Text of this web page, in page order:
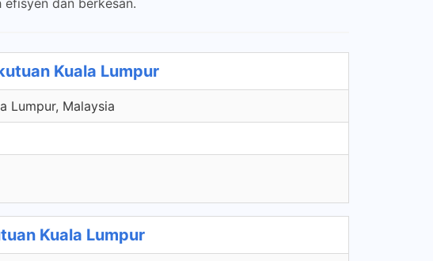
dan berkesan.
Kuala Lumpur
Lumpur, Malaysia
Kuala Lumpur